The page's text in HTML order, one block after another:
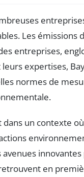
Les émissions
entreprises,
expertises,
normes de
un contexte
en